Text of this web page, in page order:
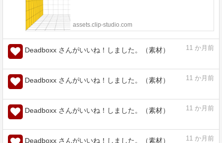
Deadboxx さんがいいね！しました。（素材）
3Dグリッド (可動) - CLIP STUDIO ASSETS
Deadboxx さんがいいね！しました。（素材）
Deadboxx さんがいいね！しました。（素材）